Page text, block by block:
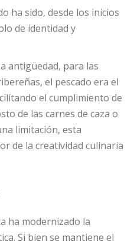
ha sido, desde los inicios
de identidad y
antigüedad, para las
el pescado era el
el cumplimiento de
de las carnes de caza o
limitación, esta
de la creatividad culinaria
ha modernizado la
Si bien se mantiene el